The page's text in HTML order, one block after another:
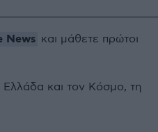
News και μάθετε πρώτοι
Ελλάδα και τον Κόσμο, τη